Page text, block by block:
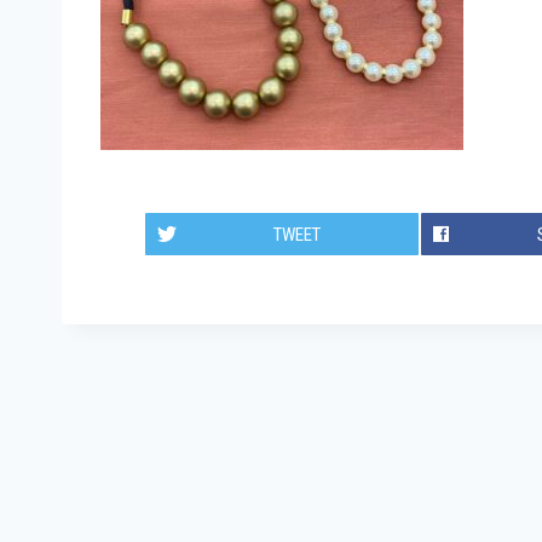
TWEET